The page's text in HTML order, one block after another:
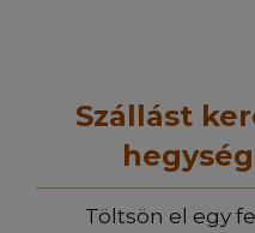
Szállást
Töltsön el egy